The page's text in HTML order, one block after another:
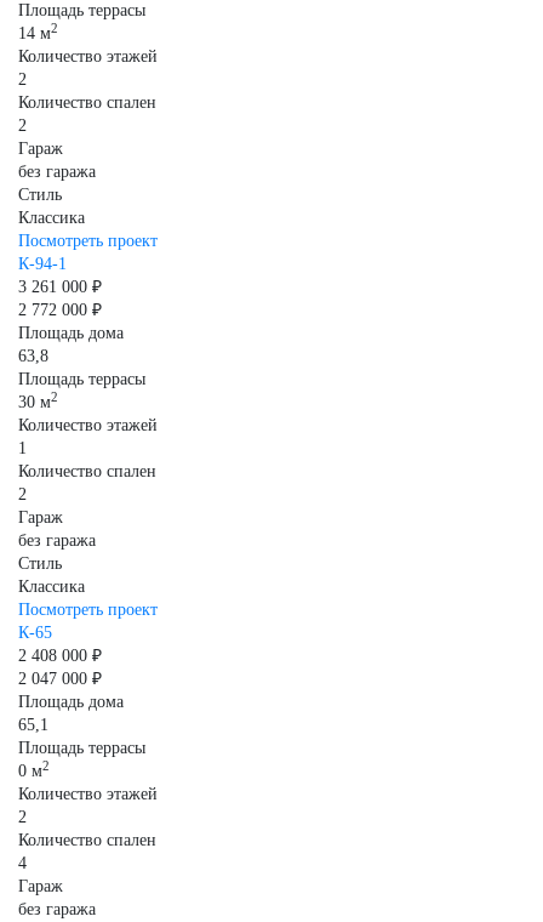
Площадь террасы
14 м2
Количество этажей
2
Количество спален
2
Гараж
без гаража
Стиль
Классика
Посмотреть проект
К-94-1
3 261 000 ₽
2 772 000 ₽
Площадь дома
63,8
Площадь террасы
30 м2
Количество этажей
1
Количество спален
2
Гараж
без гаража
Стиль
Классика
Посмотреть проект
К-65
2 408 000 ₽
2 047 000 ₽
Площадь дома
65,1
Площадь террасы
0 м2
Количество этажей
2
Количество спален
4
Гараж
без гаража